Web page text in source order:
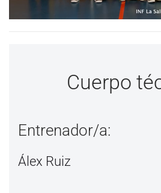
Cuerpo
Entrenador/a:
Álex Ruiz